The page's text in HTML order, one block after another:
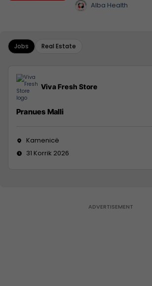
Alba Health
Jobs Real Estate
Viva Fresh Store
Pranues Malli
Kamenicë
31 Korrik 2026